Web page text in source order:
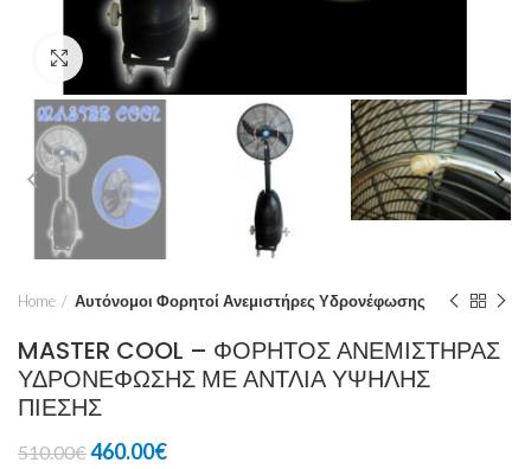
Click to enlarge
Home Αυτόνομοι Φορητοί Ανεμιστήρες Υδρονέφωσης
MASTER COOL – ΦΟΡΗΤΟΣ ΑΝΕΜΙΣΤΗΡΑΣ
ΥΔΡΟΝΕΦΩΣΗΣ ΜΕ ΑΝΤΛΙΑ ΥΨΗΛΗΣ
ΠΙΕΣΗΣ
510.00€460.00€